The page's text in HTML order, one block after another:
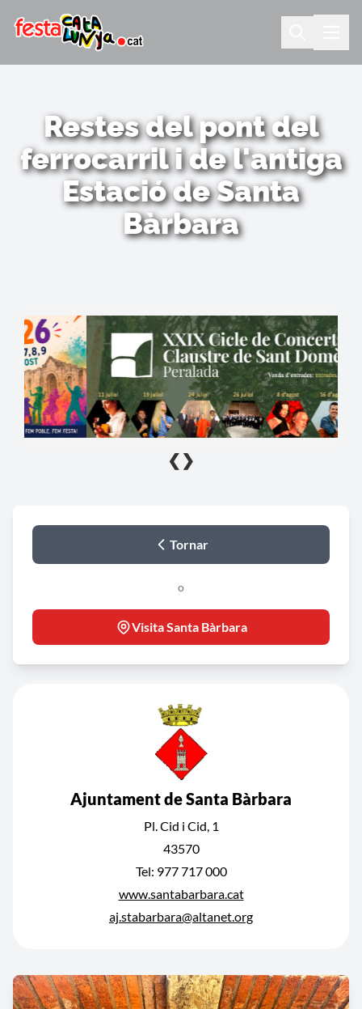
Restes del pont del
ferrocarril i de l'antiga
Estació de Santa
Bàrbara
❮ ❯
Tornar
o
Visita Santa Bàrbara
Ajuntament de Santa Bàrbara
Pl. Cid i Cid, 1
43570
Tel: 977 717 000
www.santabarbara.cat
aj.stabarbara@altanet.org